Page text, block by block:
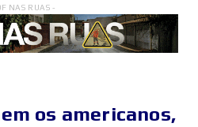
NAS RUAS -
os americanos,